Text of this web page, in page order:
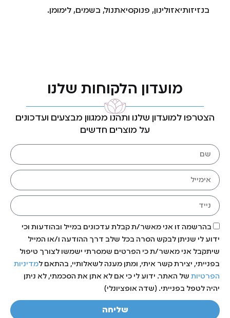
בנזיזותיאזולינון, פנוקסיאתנול, בשמים, לימומן.
מועדון הלקוחות שלנו
הצטרפו למועדון שלנו ותהנו ממגוון מבצעים ועדכונים
על מוצרים חדשים
בהרשמה זו אני מאשר/ת קבלת עדכונים במייל ובהודעות וכי
ידוע לי שניתן לבקש הסרה בכל שלב דרך ההודעה ו/או המייל
שיתקבל אני מאשר/ת כי הפרטים שמסרתי ישמשו לצורך טיפול
בפנייתי, יצירת קשר איתי, ומתן מענה לשאלותיי, בהתאם למדיניות
הפרטיות של האתר. ידוע לי כי אם לא אתן את הסכמתי, לא ניתן
יהיה לטפל בפנייתי. (שדה אופציונלי)
שליחה